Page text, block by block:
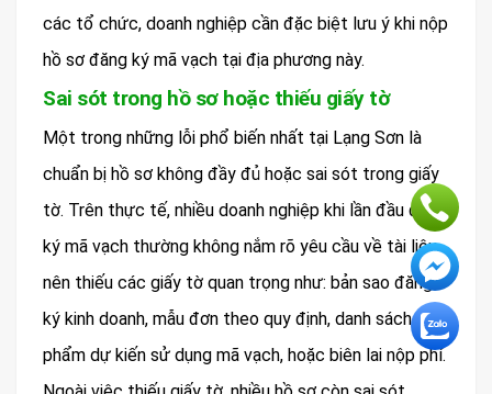
các tổ chức, doanh nghiệp cần đặc biệt lưu ý khi nộp
hồ sơ đăng ký mã vạch tại địa phương này.
Sai sót trong hồ sơ hoặc thiếu giấy tờ
Một trong những lỗi phổ biến nhất tại Lạng Sơn là
chuẩn bị hồ sơ không đầy đủ hoặc sai sót trong giấy
tờ. Trên thực tế, nhiều doanh nghiệp khi lần đầu đăng
ký mã vạch thường không nắm rõ yêu cầu về tài liệu
nên thiếu các giấy tờ quan trọng như: bản sao đăng
ký kinh doanh, mẫu đơn theo quy định, danh sách sản
phẩm dự kiến sử dụng mã vạch, hoặc biên lai nộp phí.